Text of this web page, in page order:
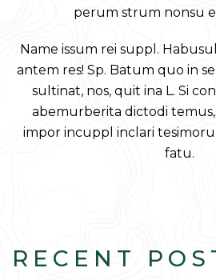
perum strum nonsu
Name issum rei suppl.
antem res! Sp. Batum quo in
sultinat, nos, quit ina L. Si
abemurberita dictodi temus,
impor incuppl inclari
fatu.
RECENT